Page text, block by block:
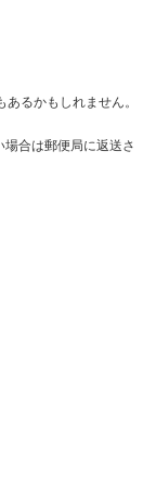
るかもしれません。
合は郵便局に返送さ